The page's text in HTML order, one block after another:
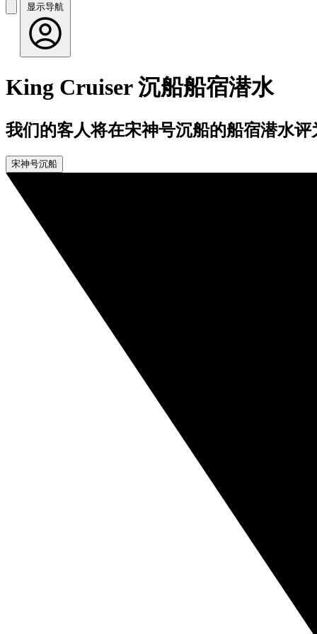
显示导航
King Cruiser 沉船船宿潜水
我们的客人将在宋神号沉船的船宿潜水评
宋神号沉船